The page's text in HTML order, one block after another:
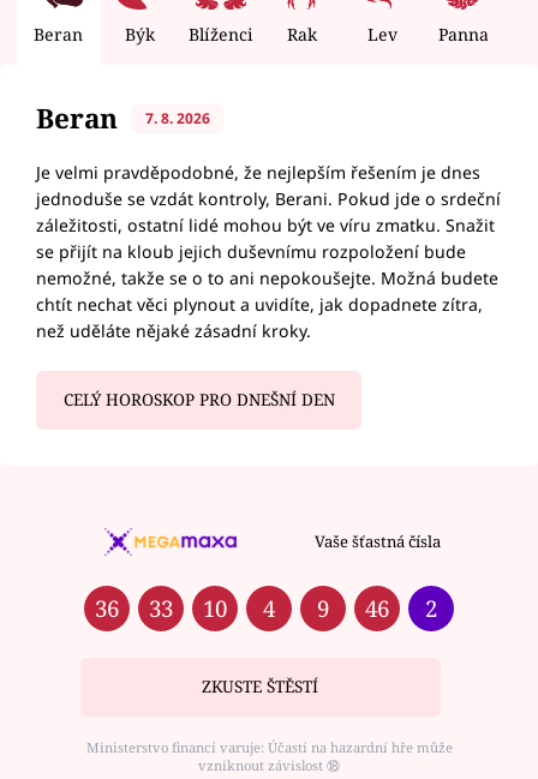
Beran Býk Blíženci Rak Lev Panna
Beran 7. 8. 2026
Je velmi pravděpodobné, že nejlepším řešením je dnes
jednoduše se vzdát kontroly, Berani. Pokud jde o srdeční
záležitosti, ostatní lidé mohou být ve víru zmatku. Snažit
se přijít na kloub jejich duševnímu rozpoložení bude
nemožné, takže se o to ani nepokoušejte. Možná budete
chtít nechat věci plynout a uvidíte, jak dopadnete zítra,
než uděláte nějaké zásadní kroky.
CELÝ HOROSKOP PRO DNEŠNÍ DEN
Vaše šťastná čísla
36 33 10 4 9 46 2
ZKUSTE ŠTĚSTÍ
Ministerstvo financí varuje: Účastí na hazardní hře může
vzniknout závislost ⑱